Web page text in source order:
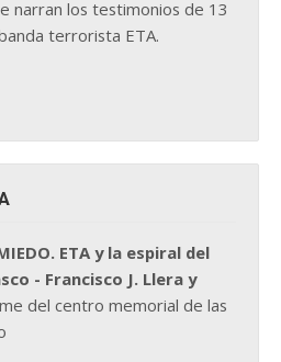
narran los testimonios de 13
terrorista ETA.
ETA y la espiral del
- Francisco J. Llera y
del centro memorial de las